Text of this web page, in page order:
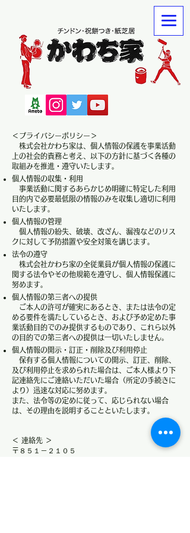
＜プライバシーポリシー＞
株式会社かわち家は、個人情報の保護を事業活動
上の社会的責務と考え、以下の方針に基づく各種の
取組みを推進・遵守いたします。
個人情報の収集・利用
事業活動に関するあらかじめ明確に特定した利用
目的内で必要最低限の情報のみを収集し適切に利用
いたします。
個人情報の管理
個人情報の紛失、破壊、改ざん、漏洩などのリス
クに対して予防措置や安全対策を講じます。
法令の遵守
株式会社かわち家の全従業員が個人情報の保護に
関する法令やその他規範を遵守し、個人情報保護に
努めます。
個人情報の第三者への提供
ご本人の許可が確実にあるとき、または法令の定
める要件を満たしているとき、および予め定めた事
業活動目的でのみ提供するものであり、これら以外
の目的での第三者への提供は一切いたしません。
個人情報の開示・訂正・削除及び利用停止
保有する個人情報についての開示、訂正、削除、
及び利用停止を求められた場合は、ご本人様より下
記連絡先にご連絡いただいた場合（所定の手続きに
より）迅速な対応に努めます。
また、法令等の定めに従って、応じられない場合
は、その理由を説明することといたします。
＜ 連絡先 ＞
〒８５１－２１０５